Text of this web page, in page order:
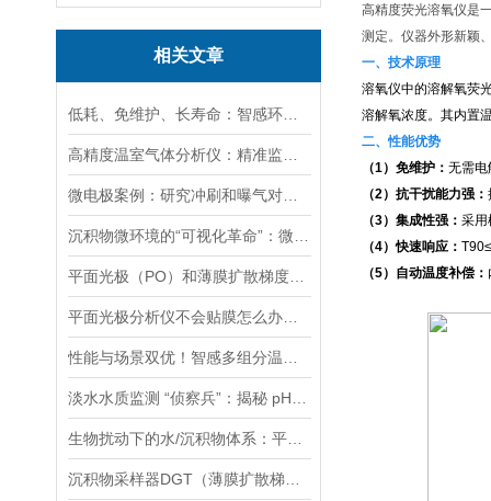
相关文章
高精度荧光溶氧仪是
测定。仪器外形新颖
一、技术原理
溶氧仪中的溶解氧荧
溶解氧浓度。其内置
二、性能优势
（1）免维护： 无需电
（2）抗干扰能力强：
（3）集成性强： 采用
（4）快速响应：
（5）自动温度补偿：